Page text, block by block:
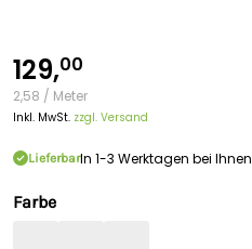
129,00
2,58 / Meter
Inkl. MwSt. zzgl. Versand
LieferbarIn 1-3 Werktagen bei Ihnen
Farbe